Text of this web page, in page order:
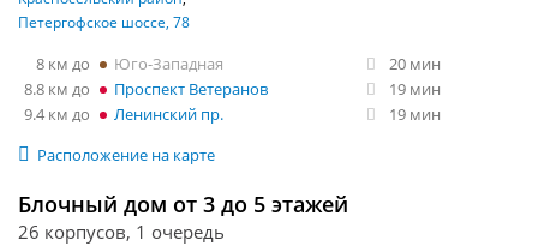
Петергофское шоссе, 78
8 км Юго-Западная
20 мин
8.8 км
Проспект Ветеранов
19 мин
9.4 км
Ленинский пр.
19 мин
Расположение на карте
Блочный дом от 3 до 5 этажей
26 корпусов, 1 очередь